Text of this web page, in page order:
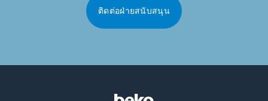
ติดต่อฝ่ายสนับสนุน